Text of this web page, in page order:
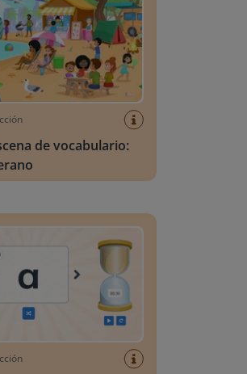
de vocabulario: